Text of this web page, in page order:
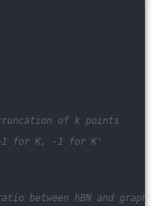
of k points
for K, -1 for K'
between hBN and graphene